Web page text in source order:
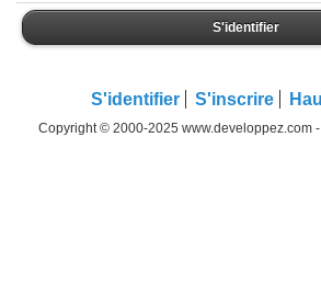
S'identifier
S'identifier S'inscrire
Copyright © 2000-2025 www.developpez.com -